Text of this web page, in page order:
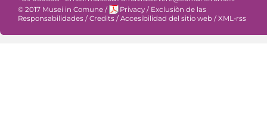
© 2017 Musei in Comune / Privacy / Exclusiòn de las
Responsabilidades / Credits / Accesibilidad del sitio web / XML-rss